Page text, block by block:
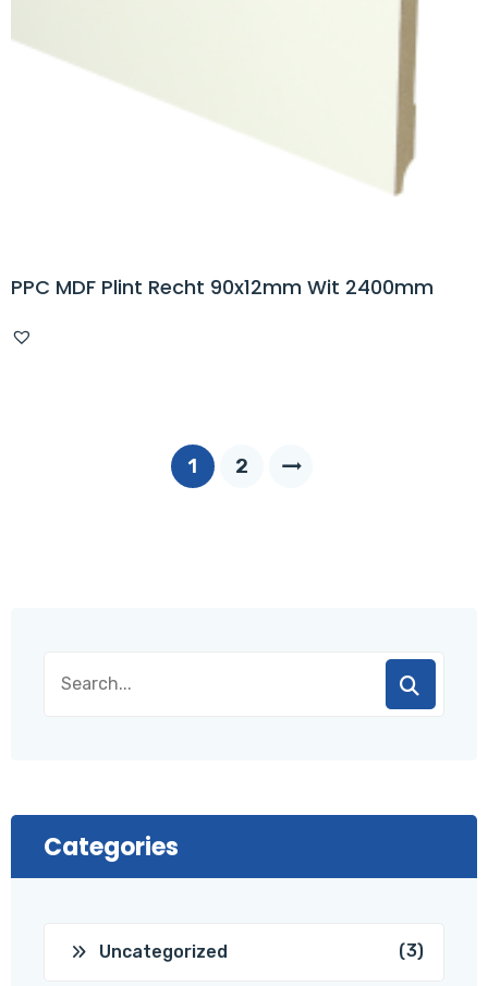
PPC MDF Plint Recht 90x12mm Wit 2400mm
1 2
Categories
Uncategorized (3)